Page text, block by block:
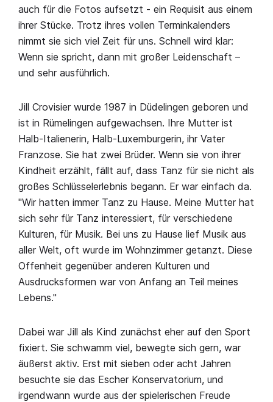
auch für die Fotos aufsetzt - ein Requisit aus einem
ihrer Stücke. Trotz ihres vollen Terminkalenders
nimmt sie sich viel Zeit für uns. Schnell wird klar:
Wenn sie spricht, dann mit großer Leidenschaft –
und sehr ausführlich.
Jill Crovisier wurde 1987 in Düdelingen geboren und
ist in Rümelingen aufgewachsen. Ihre Mutter ist
Halb-Italienerin, Halb-Luxemburgerin, ihr Vater
Franzose. Sie hat zwei Brüder. Wenn sie von ihrer
Kindheit erzählt, fällt auf, dass Tanz für sie nicht als
großes Schlüsselerlebnis begann. Er war einfach da.
"Wir hatten immer Tanz zu Hause. Meine Mutter hat
sich sehr für Tanz interessiert, für verschiedene
Kulturen, für Musik. Bei uns zu Hause lief Musik aus
aller Welt, oft wurde im Wohnzimmer getanzt. Diese
Offenheit gegenüber anderen Kulturen und
Ausdrucksformen war von Anfang an Teil meines
Lebens."
Dabei war Jill als Kind zunächst eher auf den Sport
fixiert. Sie schwamm viel, bewegte sich gern, war
äußerst aktiv. Erst mit sieben oder acht Jahren
besuchte sie das Escher Konservatorium, und
irgendwann wurde aus der spielerischen Freude